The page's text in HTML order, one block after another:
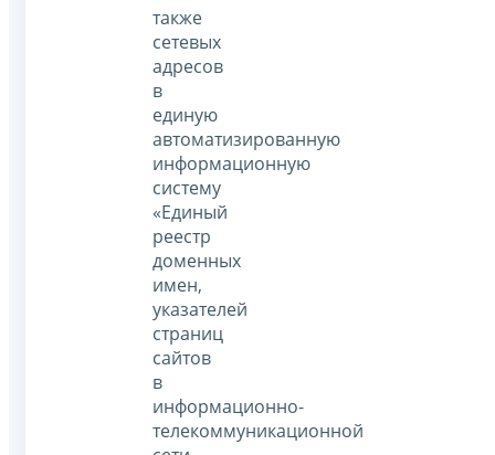
также
сетевых
адресов
в
единую
автоматизированную
информационную
систему
«Единый
реестр
доменных
имен,
указателей
страниц
сайтов
в
информационно-
телекоммуникационной